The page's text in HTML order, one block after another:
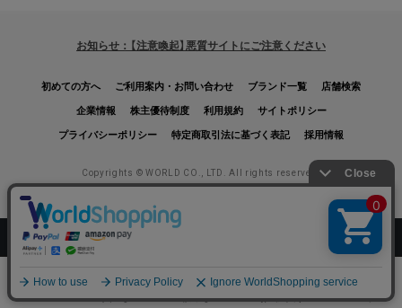
メニュー 買いもの 読みもの お気に入り カート
絞り込む
お知らせ：【注意喚起】悪質サイトにご注意ください
初めての方へ ご利用案内・お問い合わせ ブランド一覧
店舗検索
企業情報
株主優待制度 利用規約
サイトポリシー
プライバシーポリシー
特定商取引法に基づく表記 採用情報
Copyrights © WORLD CO., LTD. All rights reserved.